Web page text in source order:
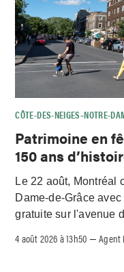
CÔTE-DES-NEIGES–NOTRE-
Patrimoine en
150 ans
Le 22 août, Montréal
Dame-de-Grâce
gratuite sur l'avenue
4 août 2026 à 13h50 –Agent